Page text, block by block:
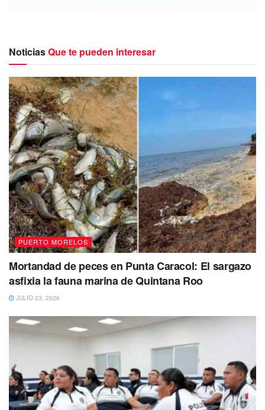
A detalle para Puerto Morelos se espera un cielo medio
nublado, con temperaturas irán desde los 25°C hasta los
28°C.
Desafortunadamente hay probabilidad de lluvias del 30%.
Se espera que haya humedad de 71%, mientras que la
sensación térmica será de 30°C y una nubosidad de 22%.
Calor extremo y tormentas intensas en varios
estados de México
Los estados del sureste del país y Península de Yucatán
NoticiasQue te pueden interesar
PUERTO MORELOS
Mortandad de peces en Punta Caracol: El sargazo
asfixia la fauna marina de Quintana Roo
JULIO 23, 2026